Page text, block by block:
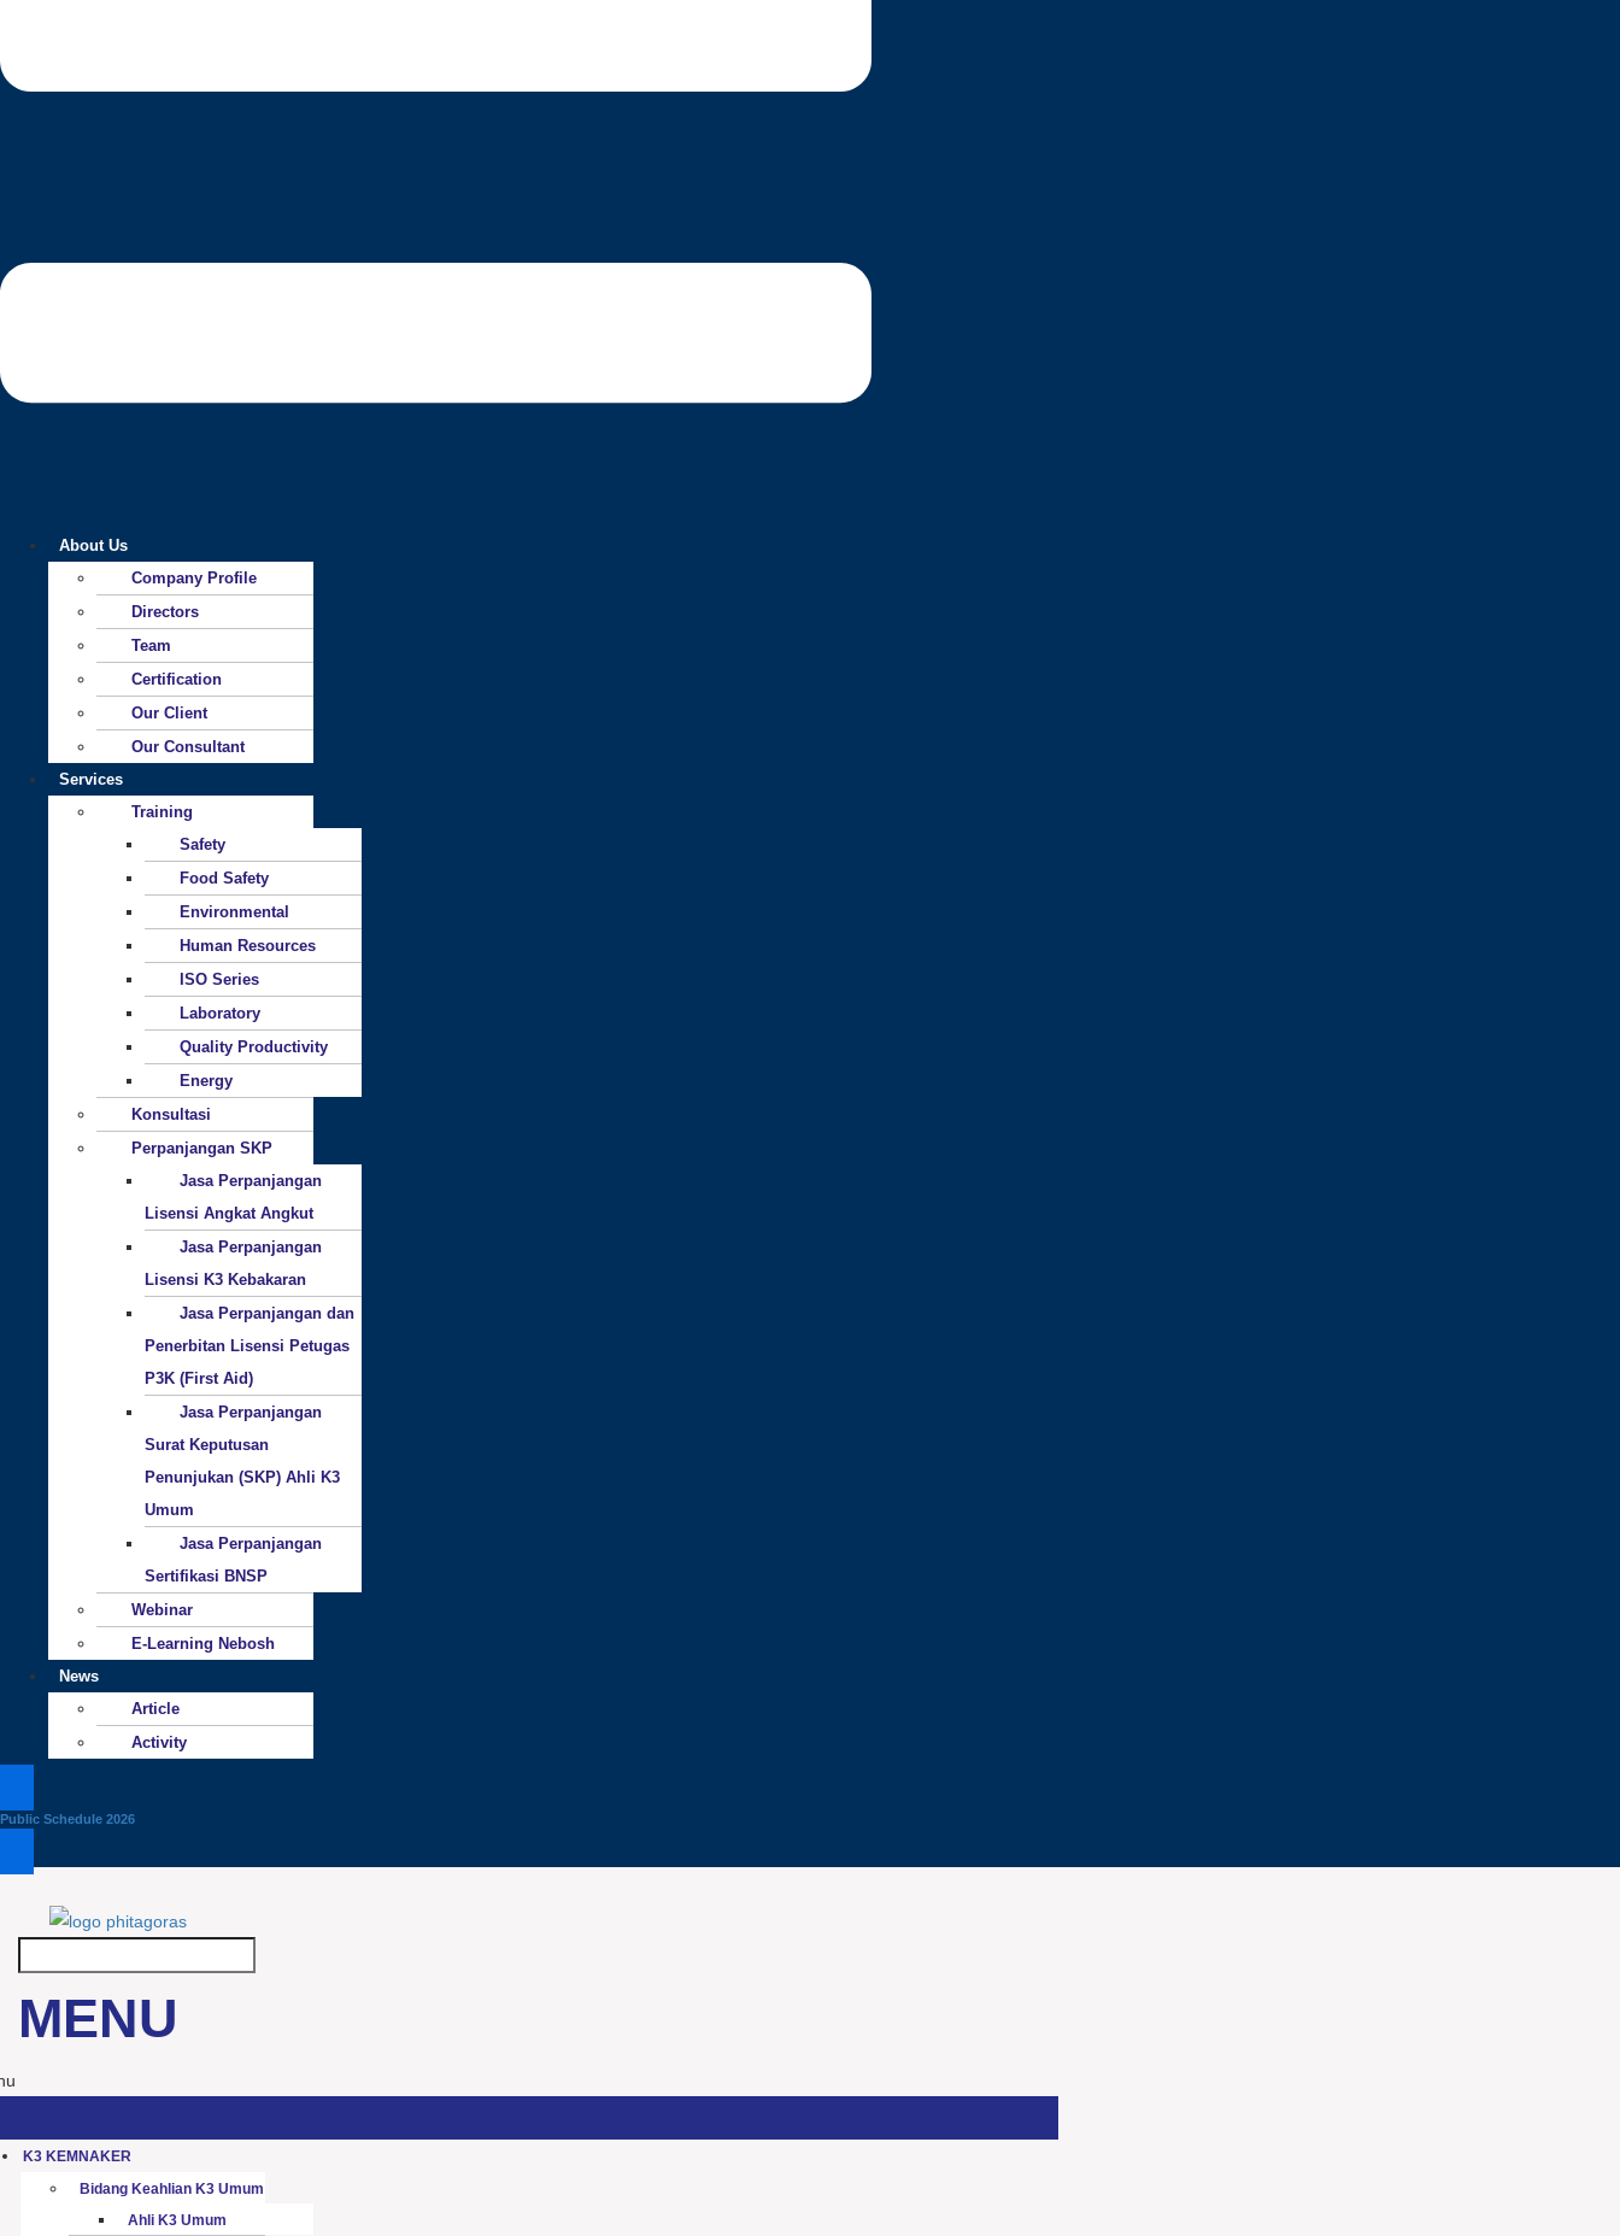
About Us
Company Profile
Directors
Team
Certification
Our Client
Our Consultant
Services
Training
Safety
Food Safety
Environmental
Human Resources
ISO Series
Laboratory
Quality Productivity
Energy
Konsultasi
Perpanjangan SKP
Jasa Perpanjangan
Lisensi Angkat Angkut
Jasa Perpanjangan
Lisensi K3 Kebakaran
Jasa Perpanjangan dan
Penerbitan Lisensi Petugas
P3K (First Aid)
Jasa Perpanjangan
Surat Keputusan
Penunjukan (SKP) Ahli K3
Umum
Jasa Perpanjangan
Sertifikasi BNSP
Webinar
E-Learning Nebosh
News
Article
Activity
Public Schedule 2026
MENU
K3 KEMNAKER
Bidang Keahlian K3 Umum
Ahli K3 Umum